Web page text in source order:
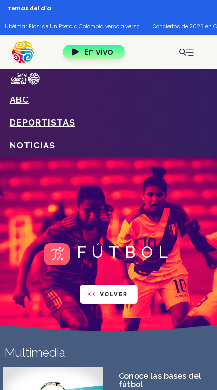
Pasar al contenido principal
Temas del día
Ubéimar Ríos: de Un Poeta a Colombia verso a verso | Conciertos de 2026 en
En vivo
ABC
DEPORTISTAS
NOTICIAS
Home
FÚTBOL
Multimedia
Conoce las bases del
fútbol